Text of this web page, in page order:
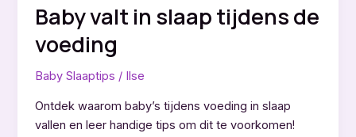
Baby valt in slaap tijdens de
voeding
Baby Slaaptips / Ilse
Ontdek waarom baby’s tijdens voeding in slaap
vallen en leer handige tips om dit te voorkomen!